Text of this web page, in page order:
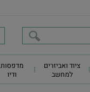
ציוד ואביזרים
למחשב
מדפסות
ודיו